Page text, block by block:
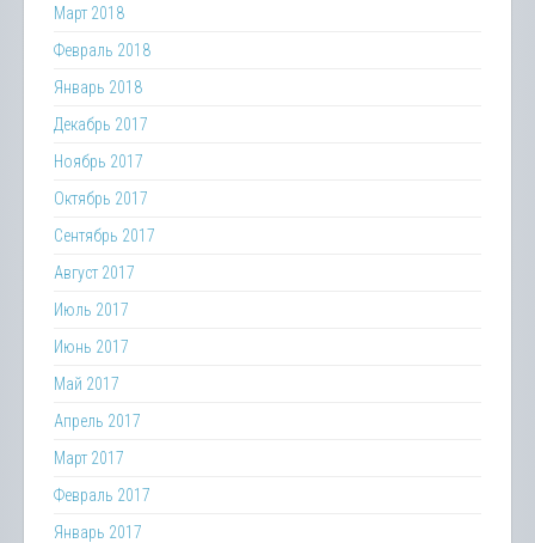
Март 2018
Февраль 2018
Январь 2018
Декабрь 2017
Ноябрь 2017
Октябрь 2017
Сентябрь 2017
Август 2017
Июль 2017
Июнь 2017
Май 2017
Апрель 2017
Март 2017
Февраль 2017
Январь 2017